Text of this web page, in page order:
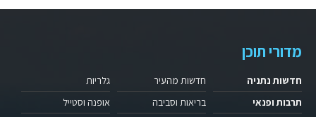
מדורי תוכן
חדשות נתניה
תרבות ופנאי
חדשות מהעיר
בריאות וסביבה
גלריות
אופנה וסטייל